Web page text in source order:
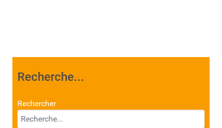
Recherche...
Rechercher